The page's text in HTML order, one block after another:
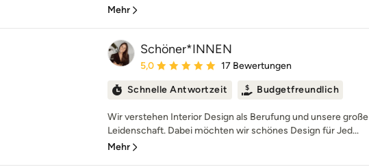
Mehr
Schöner*INNEN
Durchschnittliche Bewertung: 5 von 5 Sternen
5,0 17 Bewertungen
Schnelle Antwortzeit Budgetfreundlich
Wir verstehen Interior Design als Berufung und unsere große
Leidenschaft. Dabei möchten wir schönes Design für Jed...
Mehr